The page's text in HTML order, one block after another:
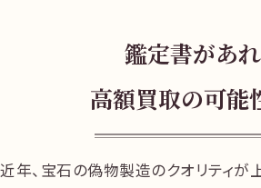
鑑定書があ
高額買取の可能
近年、宝石の偽物製造のクオリティが